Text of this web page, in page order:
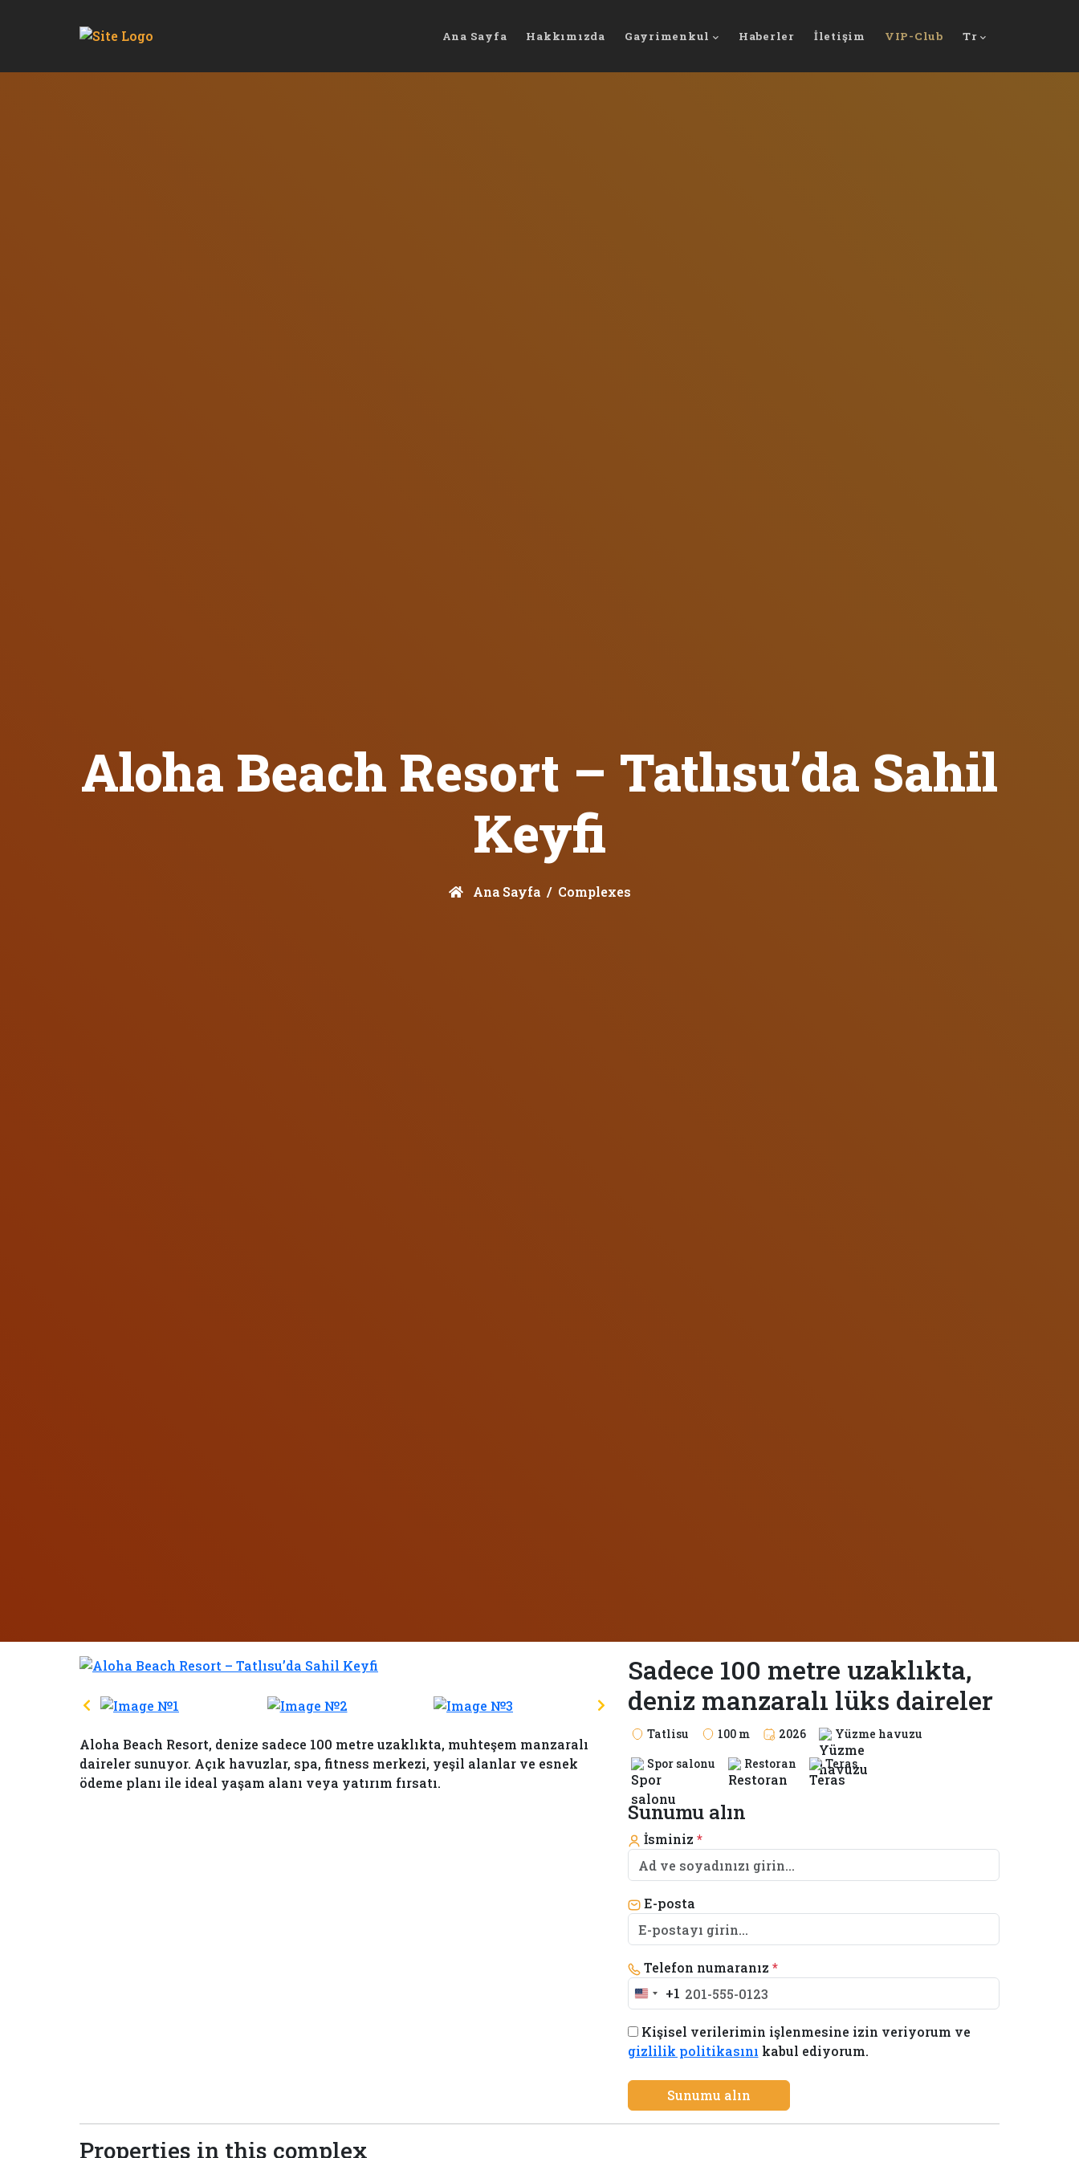
Ana Sayfa Hakkımızda Gayrimenkul Haberler İletişim VIP-Club Tr
Aloha Beach Resort – Tatlısu’da Sahil
Keyfi
Ana Sayfa Complexes
Aloha Beach Resort, denize sadece 100 metre uzaklıkta, muhteşem manzaralı
daireler sunuyor. Açık havuzlar, spa, fitness merkezi, yeşil alanlar ve esnek
ödeme planı ile ideal yaşam alanı veya yatırım fırsatı.
Sadece 100 metre uzaklıkta,
deniz manzaralı lüks daireler
Tatlisu 100 m 2026
Yüzme havuzu
Spor salonu
Restoran Teras
Sunumu alın
İsminiz *
E-posta
Telefon numaranız *
United
+1
+1
Kişisel verilerimin işlenmesine izin veriyorum ve
gizlilik politikasını kabul ediyorum.
Sunumu alın
Properties in this complex